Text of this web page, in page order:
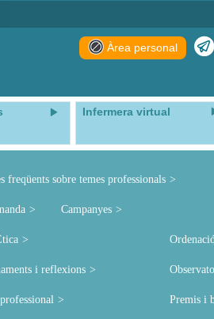
Àrea personal
Infermera virtual
freqüents sobre temes professionals
Campanyes
i reflexions
Premis i